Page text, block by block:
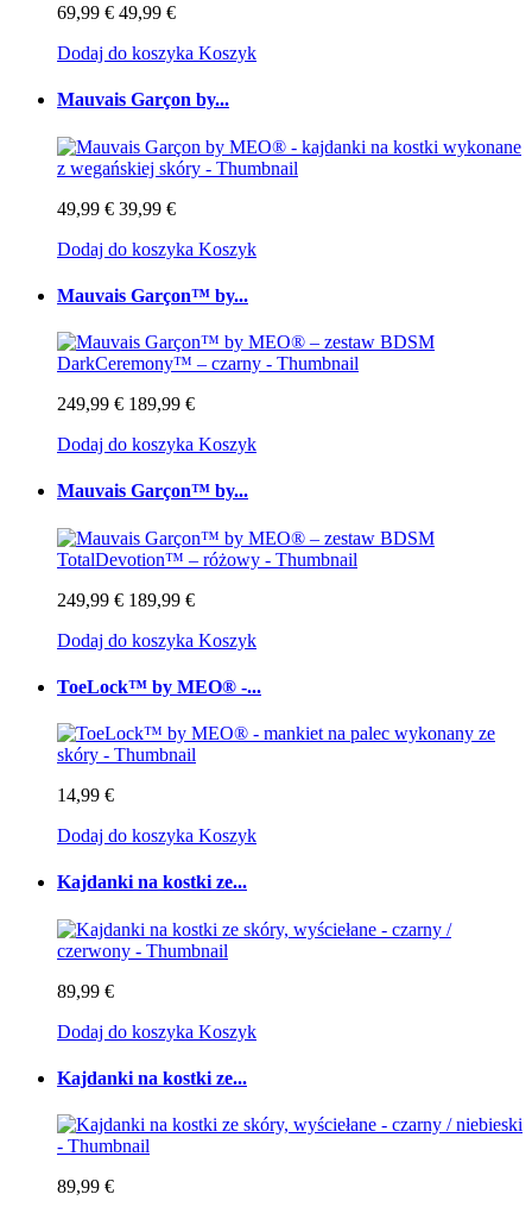
69,99 € 49,99 €
Dodaj do koszyka Koszyk
Mauvais Garçon by...
49,99 € 39,99 €
Dodaj do koszyka Koszyk
Mauvais Garçon™ by...
249,99 € 189,99 €
Dodaj do koszyka Koszyk
Mauvais Garçon™ by...
249,99 € 189,99 €
Dodaj do koszyka Koszyk
ToeLock™ by MEO® -...
14,99 €
Dodaj do koszyka Koszyk
Kajdanki na kostki ze...
89,99 €
Dodaj do koszyka Koszyk
Kajdanki na kostki ze...
89,99 €